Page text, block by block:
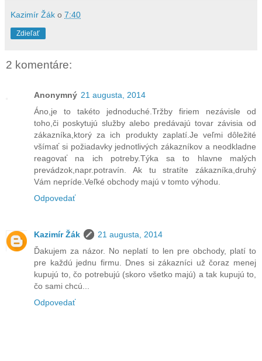
Kazimír Žák o 7:40
Zdieľať
2 komentáre:
Anonymný 21 augusta, 2014
Áno,je to takéto jednoduché.Tržby firiem nezávisle od
toho,či poskytujú služby alebo predávajú tovar závisia od
zákazníka,ktorý za ich produkty zaplatí.Je veľmi dôležité
všímať si požiadavky jednotlivých zákazníkov a neodkladne
reagovať na ich potreby.Týka sa to hlavne malých
prevádzok,napr.potravín. Ak tu stratíte zákazníka,druhý
Vám nepríde.Veľké obchody majú v tomto výhodu.
Odpovedať
Kazimír Žák
21 augusta, 2014
Ďakujem za názor. No neplatí to len pre obchody, platí to
pre každú jednu firmu. Dnes si zákazníci už čoraz menej
kupujú to, čo potrebujú (skoro všetko majú) a tak kupujú to,
čo sami chcú...
Odpovedať